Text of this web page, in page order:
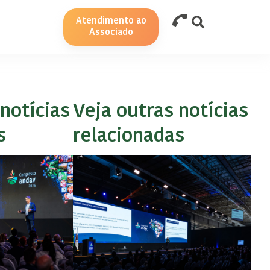
Atendimento ao
Associado
Veja outras notícias
relacionadas